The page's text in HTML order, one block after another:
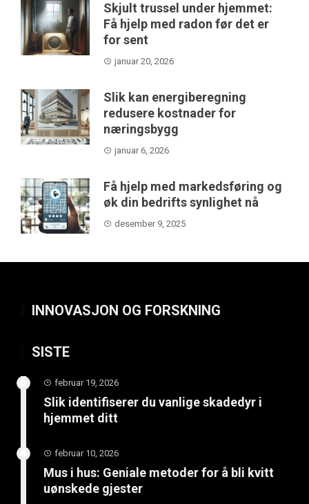
Skjult trussel under hjemmet:
Få hjelp med radon før det er
for sent
januar 20, 2026
Slik kan energiberegning
redusere kostnader for
næringsbygg
januar 6, 2026
Få hjelp med markedsføring og
øk din bedrifts synlighet nå
desember 9, 2025
INNOVASJON OG FORSKNING
SISTE
februar 19, 2026
Slik identifiserer du vanlige skadedyr i
hjemmet ditt
februar 10, 2026
Mus i hus: Geniale metoder for å bli kvitt
uønskede gjester